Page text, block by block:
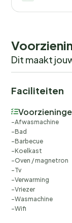
Dit maakt
Faciliteiten
Afwasmachine
Bad
Barbecue
Koelkast
Oven / magnetron
Tv
Verwarming
Vriezer
Wasmachine
Wifi